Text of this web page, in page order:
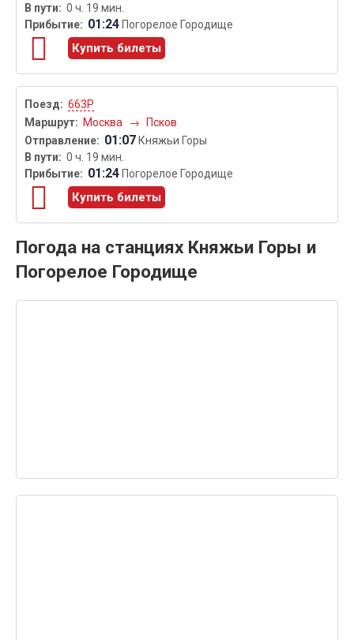
0 ч. 19 мин.
01:24 Погорелое Городище
Купить билеты
663Р
Москва
→ Псков
01:07 Княжьи Горы
0 ч. 19 мин.
01:24 Погорелое Городище
Купить билеты
Погода на станциях Княжьи Горы и
Погорелое Городище